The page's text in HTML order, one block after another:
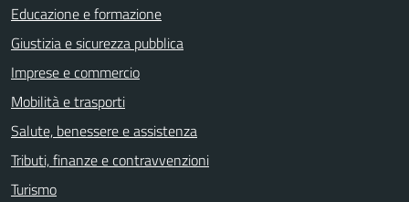
Educazione e formazione
Giustizia e sicurezza pubblica
Imprese e commercio
Mobilità e trasporti
Salute, benessere e assistenza
Tributi, finanze e contravvenzioni
Turismo